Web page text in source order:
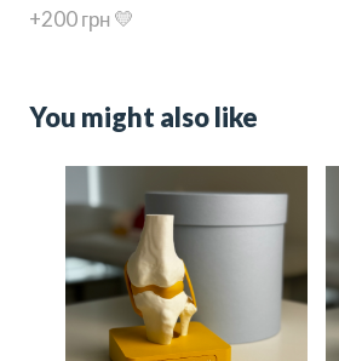
+200 грн 💛
You might also like